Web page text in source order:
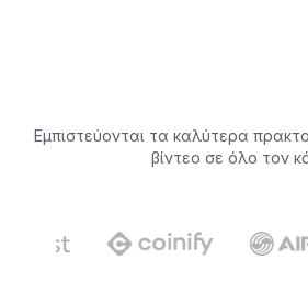
Εμπιστεύονται τα καλύτερα
βίντεο σε όλο τον